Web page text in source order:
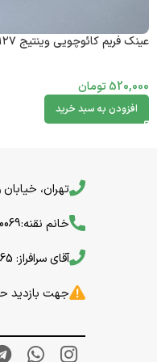
عینک فریم کائوچویی وینتیج ۰۱۲۷
520,000تومان
افزودن به سبد خرید
تهران، خیابان
خانم نقنه:09123210069
آقای سرافراز: 09123210065
جهت بازدید